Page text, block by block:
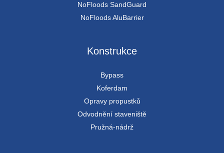
NoFloods SandGuard
NoFloods AluBarrier
Konstrukce
Bypass
Koferdam
Opravy propustků
Odvodnění staveniště
Pružná-nádrž